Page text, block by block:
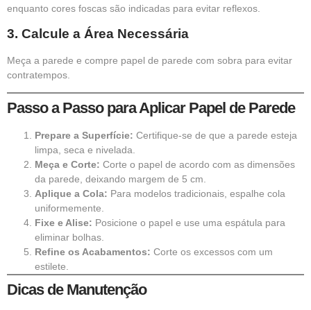
enquanto cores foscas são indicadas para evitar reflexos.
3. Calcule a Área Necessária
Meça a parede e compre papel de parede com sobra para evitar
contratempos.
Passo a Passo para Aplicar Papel de Parede
Prepare a Superfície: Certifique-se de que a parede esteja
limpa, seca e nivelada.
Meça e Corte: Corte o papel de acordo com as dimensões
da parede, deixando margem de 5 cm.
Aplique a Cola: Para modelos tradicionais, espalhe cola
uniformemente.
Fixe e Alise: Posicione o papel e use uma espátula para
eliminar bolhas.
Refine os Acabamentos: Corte os excessos com um
estilete.
Dicas de Manutenção